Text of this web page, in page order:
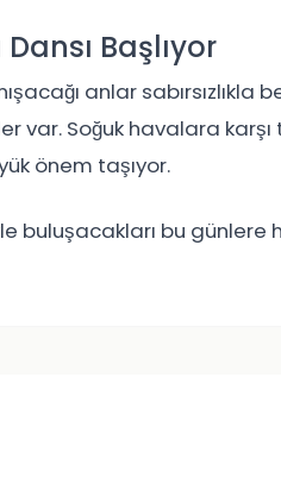
Başlıyor
anlar sabırsızlıkla
var. Soğuk havalara
önem taşıyor.
bu günlere